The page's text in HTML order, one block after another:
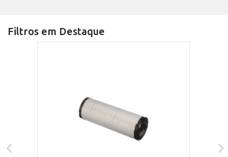
Filtros em Destaque